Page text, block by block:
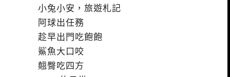
小兔小安，旅遊札記
阿球出任務
趁早出門吃飽飽
鯊魚大口咬
翹臀吃四方